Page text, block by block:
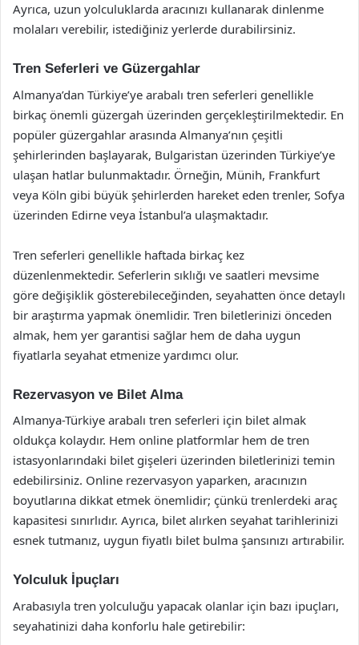
Ayrıca, uzun yolculuklarda aracınızı kullanarak dinlenme
molaları verebilir, istediğiniz yerlerde durabilirsiniz.
Tren Seferleri ve Güzergahlar
Almanya’dan Türkiye’ye arabalı tren seferleri genellikle
birkaç önemli güzergah üzerinden gerçekleştirilmektedir. En
popüler güzergahlar arasında Almanya’nın çeşitli
şehirlerinden başlayarak, Bulgaristan üzerinden Türkiye’ye
ulaşan hatlar bulunmaktadır. Örneğin, Münih, Frankfurt
veya Köln gibi büyük şehirlerden hareket eden trenler, Sofya
üzerinden Edirne veya İstanbul’a ulaşmaktadır.
Tren seferleri genellikle haftada birkaç kez
düzenlenmektedir. Seferlerin sıklığı ve saatleri mevsime
göre değişiklik gösterebileceğinden, seyahatten önce detaylı
bir araştırma yapmak önemlidir. Tren biletlerinizi önceden
almak, hem yer garantisi sağlar hem de daha uygun
fiyatlarla seyahat etmenize yardımcı olur.
Rezervasyon ve Bilet Alma
Almanya-Türkiye arabalı tren seferleri için bilet almak
oldukça kolaydır. Hem online platformlar hem de tren
istasyonlarındaki bilet gişeleri üzerinden biletlerinizi temin
edebilirsiniz. Online rezervasyon yaparken, aracınızın
boyutlarına dikkat etmek önemlidir; çünkü trenlerdeki araç
kapasitesi sınırlıdır. Ayrıca, bilet alırken seyahat tarihlerinizi
esnek tutmanız, uygun fiyatlı bilet bulma şansınızı artırabilir.
Yolculuk İpuçları
Arabasıyla tren yolculuğu yapacak olanlar için bazı ipuçları,
seyahatinizi daha konforlu hale getirebilir: